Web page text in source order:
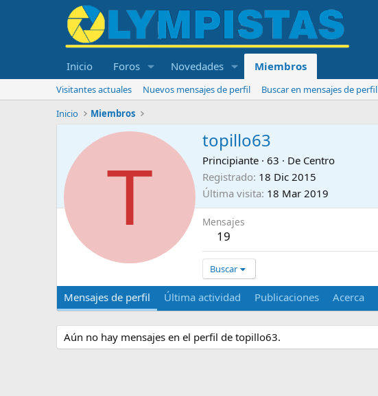
Inicio Foros Novedades Miembros
Visitantes actuales Nuevos mensajes de perfil
Buscar en mensajes de perfil
Inicio
Miembros
T
topillo63
Principiante · 63 · De Centro
Registrado 18 Dic 2015
Última visita 18 Mar 2019
Mensajes
19
Buscar
Mensajes de perfil Última actividad Publicaciones Acerca
Aún no hay mensajes en el perfil de topillo63.